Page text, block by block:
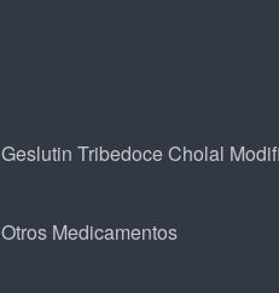
Geslutin TribedoceCholal
Otros Medicamentos